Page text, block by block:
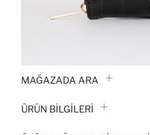
MAĞAZADA ARA
ÜRÜN BILGILERI